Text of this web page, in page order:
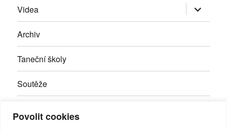
Povolit cookies
Videa Zobrazit
položky
Archiv
Taneční školy
Soutěže